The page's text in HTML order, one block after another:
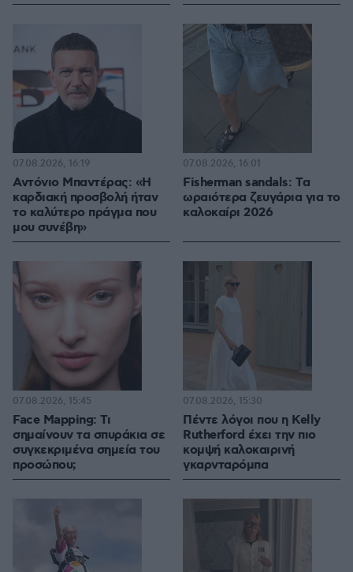
Αντόνιο Μπαντέρας: «Η
καρδιακή προσβολή ήταν
το καλύτερο πράγμα που
μου συνέβη»
07.08.2026, 16:19
Fisherman sandals: Tα
ωραιότερα ζευγάρια για το
καλοκαίρι 2026
07.08.2026, 16:01
Face Mapping: Τι
σημαίνουν τα σπυράκια σε
συγκεκριμένα σημεία του
προσώπου;
07.08.2026, 15:45
Πέντε λόγοι που η Kelly
Rutherford έχει την πιο
κομψή καλοκαιρινή
γκαρνταρόμπα
07.08.2026, 15:30